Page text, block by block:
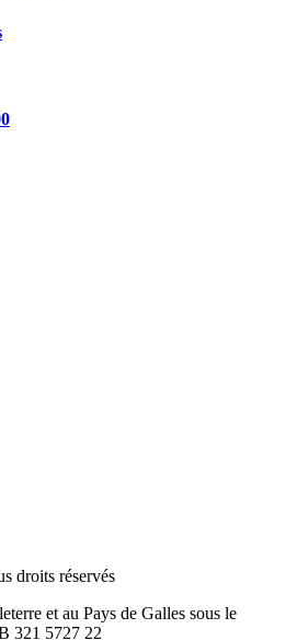
droits réservés
et au Pays de Galles sous le
321 5727 22